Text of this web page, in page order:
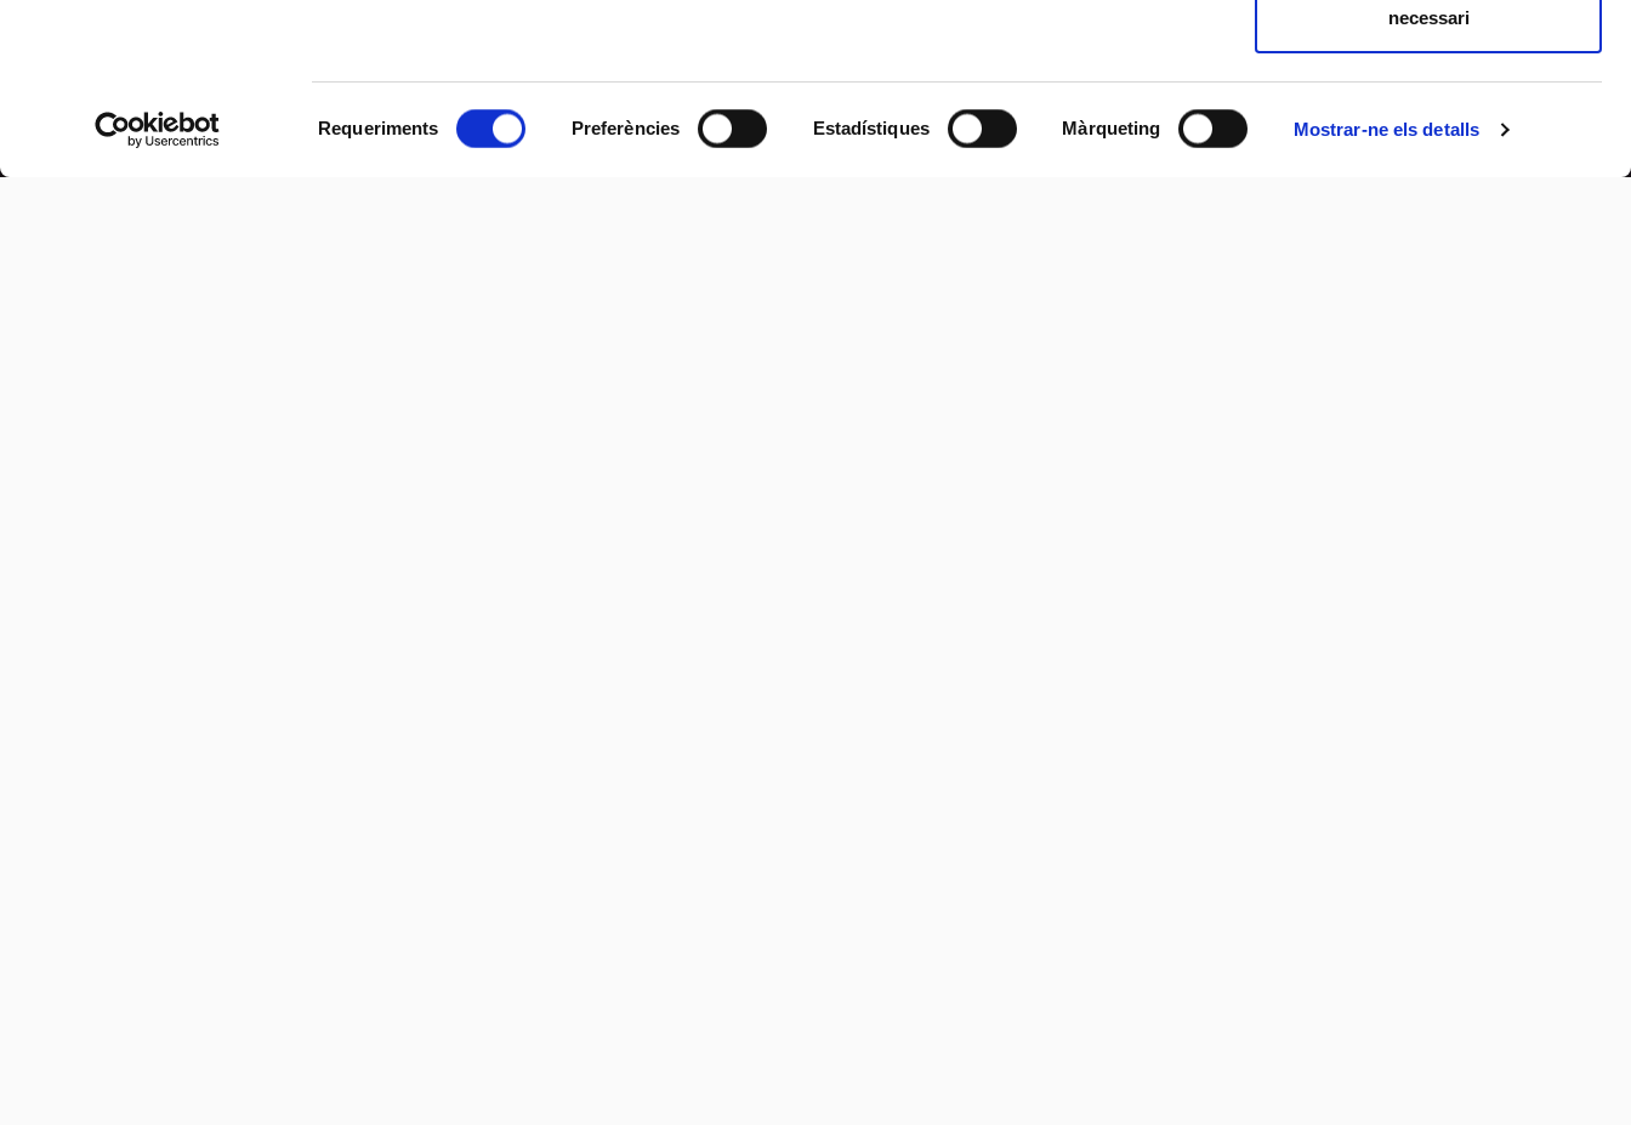
Requeriments Preferències Estadístiques Màrqueting Mostrar-ne els detalls
necessari